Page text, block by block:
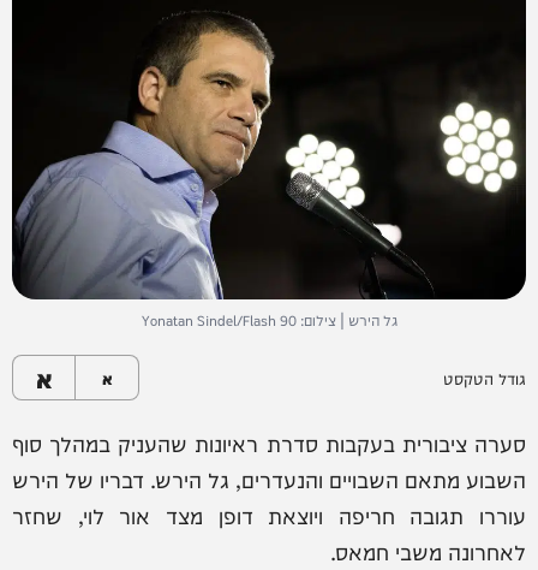
גל הירש | צילום: Yonatan Sindel/Flash 90
גודל הטקסט א א
סערה ציבורית בעקבות סדרת ראיונות שהעניק במהלך סוף
השבוע מתאם השבויים והנעדרים, גל הירש. דבריו של הירש
עוררו תגובה חריפה ויוצאת דופן מצד אור לוי, שחזר
לאחרונה משבי חמאס.